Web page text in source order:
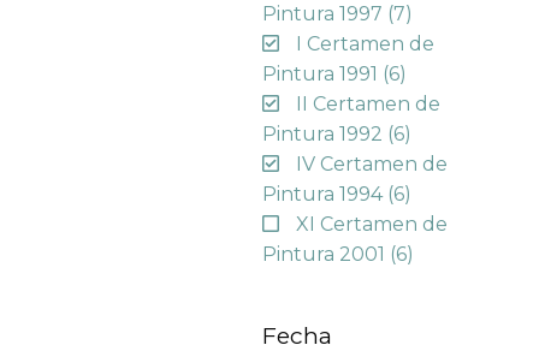
Pintura 1997 (7)
I Certamen de
Pintura 1991 (6)
II Certamen de
Pintura 1992 (6)
IV Certamen de
Pintura 1994 (6)
XI Certamen de
Pintura 2001 (6)
Fecha